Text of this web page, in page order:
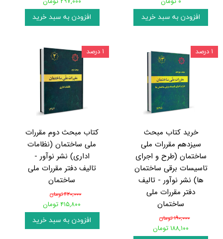
افزودن به سبد خرید افزودن به سبد خرید
خرید کتاب مبحث
سیزدهم مقررات ملی
ساختمان (طرح و اجرای
تاسیسات برقی ساختمان
ها) نشر نوآور - تالیف
دفتر مقررات ملی
ساختمان
۱۹۰,۰۰۰ تومان
۱۸۸,۱۰۰ تومان
۱ درصد
کتاب مبحث دوم مقررات
ملی ساختمان (نظامات
اداری) نشر نوآور -
تالیف دفتر مقررات ملی
ساختمان
۴۲۰,۰۰۰ تومان
۴۱۵,۸۰۰ تومان
افزودن به سبد خرید
۱ درصد